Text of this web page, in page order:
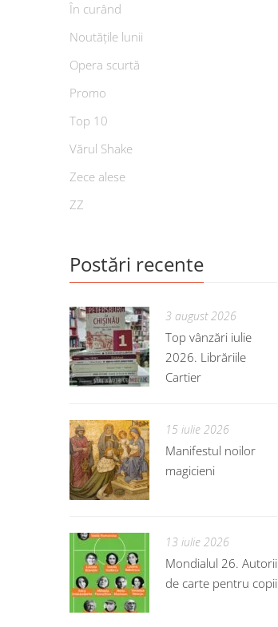
În curând
Noutățile lunii
Opera scurtă
Promo
Top 10
Vărul Shake
Zece alese
ZZ
Postări recente
3 august 2026
Top vânzări iulie
2026. Librăriile
Cartier
15 iulie 2026
Manifestul noilor
magicieni
13 iulie 2026
Mondialul 26. Autorii
de carte pentru copii